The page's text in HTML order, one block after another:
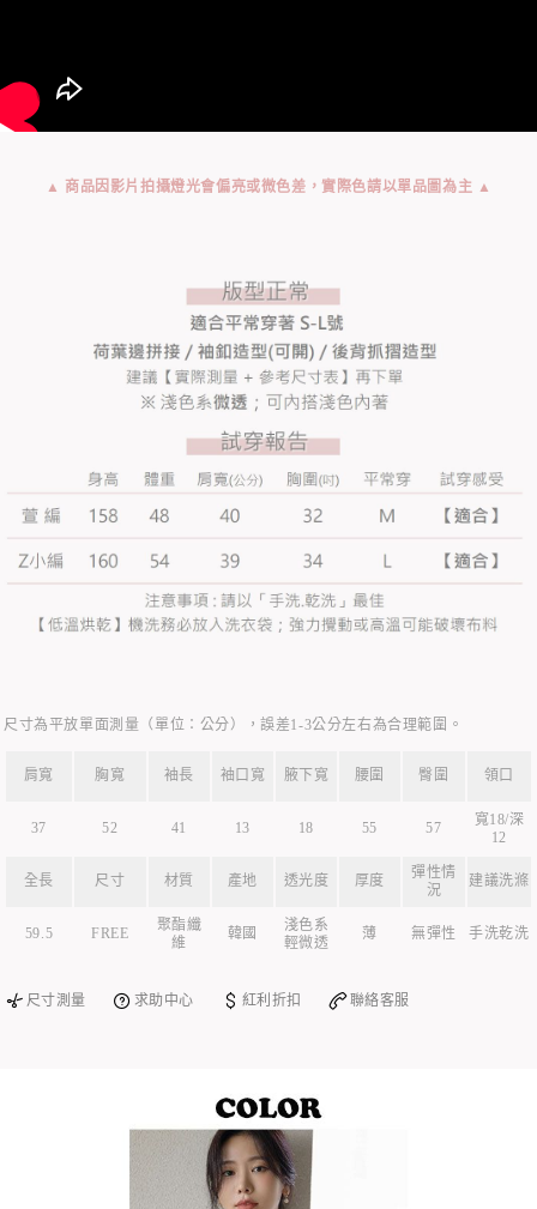
▲ 商品因影片拍攝燈光會偏亮或微色差，實際色請以單品圖為主 ▲
尺寸為平放單面測量（單位：公分），誤差1-3公分左右為合理範圍。
肩寬 胸寬 袖長 袖口寬 腋下寬 腰圍 臀圍 領口
37 52 41 13 18 55 57
寬18/深
12
全長 尺寸 材質 產地 透光度 厚度
彈性情
況
建議洗滌
59.5 FREE
聚酯纖
維
韓國
淺色系
輕微透
薄 無彈性 手洗乾洗
尺寸測量 求助中心 紅利折扣 聯絡客服